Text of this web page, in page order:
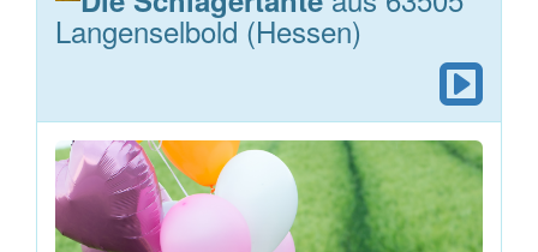
Langenselbold (Hessen)